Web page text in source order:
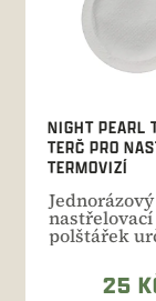
NIGHT PEARL
TERČ PRO
TERMOVIZÍ
Jednorázový
nastřelovací
polštářek
pro nastřelení
25